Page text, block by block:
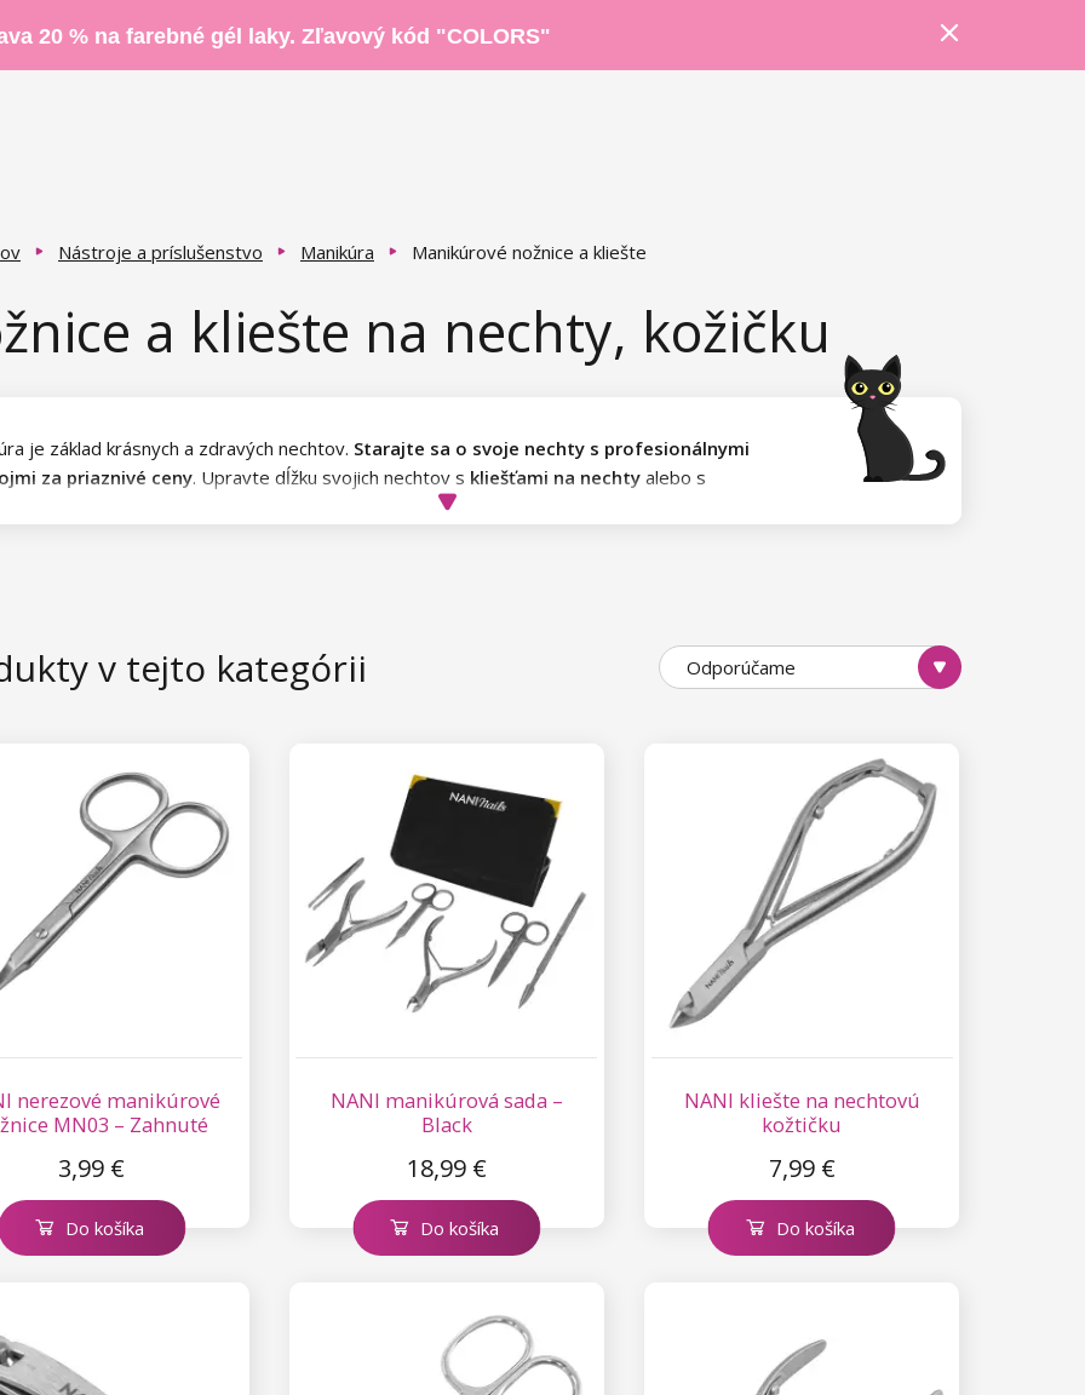
20 % na farebné gél laky. Zľavový kód "COLORS"
Nástroje a príslušenstvo Manikúra Manikúrové nožnice a kliešte
a kliešte na nechty, kožičku
je základ krásnych a zdravých nechtov. Starajte sa o svoje nechty s profesionálnymi
za priaznivé ceny. Upravte dĺžku svojich nechtov s kliešťami na nechty alebo s
, odstráňte nepekne vyzerajúcu kožičku
v tejto kategórii Odporúčame
nerezové manikúrové
MN03 – Zahnuté
3,99 €
Do košíka
NANI manikúrová sada –
Black
18,99 €
Do košíka
NANI kliešte na nechtovú
kožtičku
7,99 €
Do košíka